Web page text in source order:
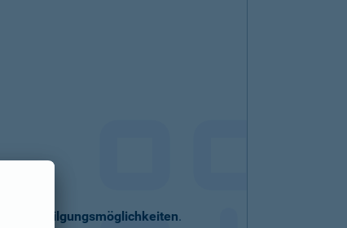
Sondertilgungsmöglichkeiten.